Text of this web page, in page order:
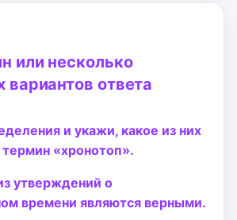
или несколько
вариантов ответа
и укажи, какое из них
«хронотоп».
утверждений о
времени являются верными.